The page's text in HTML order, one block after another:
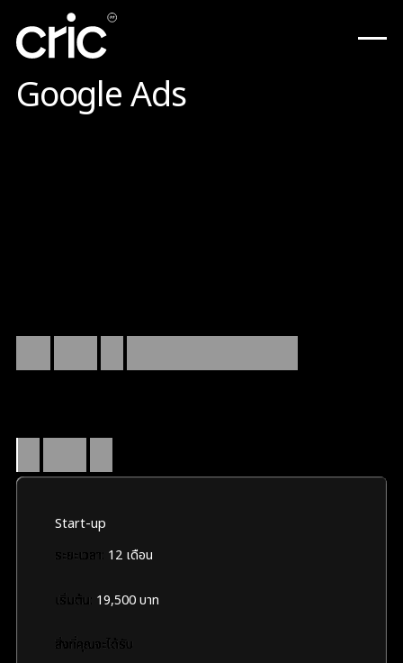
Google Ads
Start-up
ระยะเวลา: 12 เดือน
เริ่มต้น: 19,500 บาท
สิ่งที่คุณจะได้รับ